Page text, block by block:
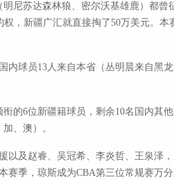
苏达森林狼、密尔沃基雄鹿）都曾
，新疆广汇就直接掏了50万美元。
球员13人来自本省（丛明晨来自黑
6位新疆籍球员，剩余10名国内其
、澳）。
及赵睿、吴冠希、李炎哲、王泉泽
季，琼斯成为CBA第三位常规赛万